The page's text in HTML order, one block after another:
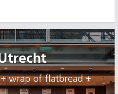
wrap of flatbread +